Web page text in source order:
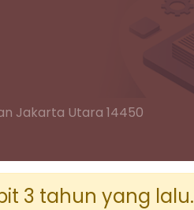
Jakarta Utara 14450
3 tahun yang lalu.